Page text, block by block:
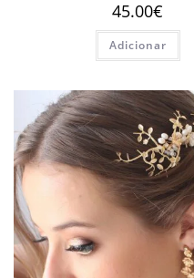
45.00€
Adicionar